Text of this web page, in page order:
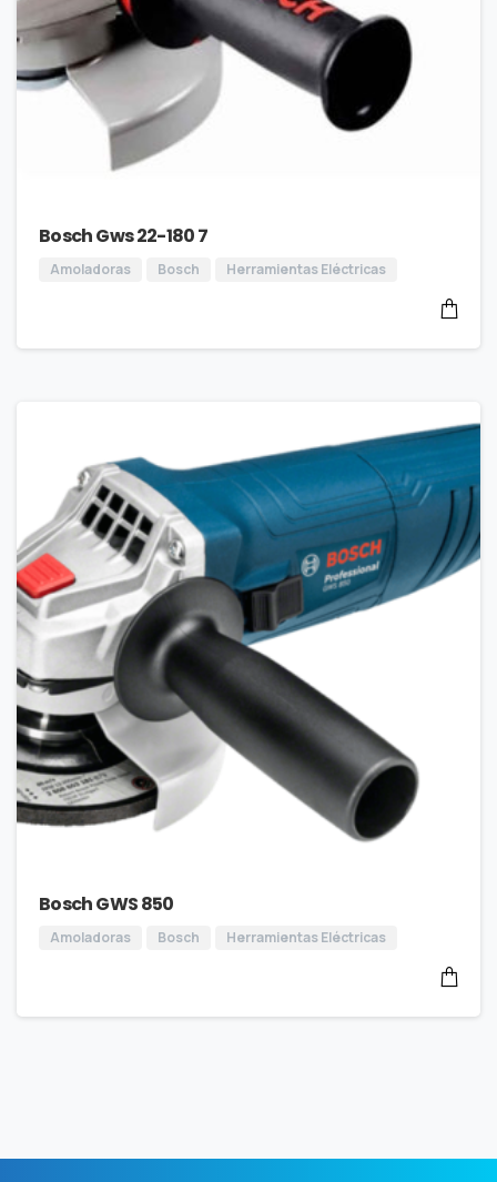
Bosch Gws 22-180 7
Amoladoras Bosch Herramientas Eléctricas
Bosch GWS 850
Amoladoras Bosch Herramientas Eléctricas